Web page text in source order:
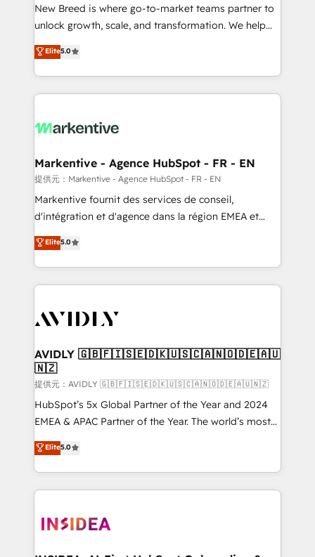
Marketo・Pardot等からの移行、カスタム設計、履歴
データ移行と活用設計まで。 ▸ AEO対応：ChatGPT・
ンツとサイト構造を最適化。 🏆 なぜ100incを選ぶの
か？ ✓ HubSpot Eliteパートナー認定 ✓ HubSpotアワ
ード受賞・HUGリーダー ✓ ISO27001:2022 /
HubSpot大百科 出版 CRM・AI活用に関するご相談、現
せください。
to automate growth. 🏆 Elite Excellence - 8 platform
accreditations and deep HIPAA-compliance
expertise. - A team of 250+ experts dedicated to
your resilient growth.
New Breed is where go-to-market teams partner to
unlock growth, scale, and transformation. We help
companies activate HubSpot’s AI-powered
customer platform and operationalize HubSpot’s
Loop Marketing framework through expert-led
services, smart agents, and purpose-built apps,
results, fast. ⚙️CRM & RevOps: Align all Hubs to your
🎯Demand Gen & ABM: Drive pipeline with inbound,
ABM, AEO, SEO, & paid media. 👩‍💻Web Design:
Build high-performing websites with UX, messaging,
& conversion strategy that drive results. 🤖AI
AI, & maximize AEO with tailored AI services. 🧩
Integrations: Extend HubSpot with custom
Elite5.0
Markentive - Agence HubSpot - FR - EN
提供元：Markentive - Agence HubSpot - FR - EN
Markentive fournit des services de conseil,
d'intégration et d'agence dans la région EMEA et
North America. Avec plus de 115 experts en
marketing automation, Growth, Revops, CRM et
webdesign. Markentive is both a consulting firm, a
digital agency and an integrator. With over 115
CRM and webdesign (We focus on EMEA - USA
Elite5.0
AVIDLY 🇬🇧🇫🇮🇸🇪🇩🇰🇺🇸🇨🇦🇳🇴🇩🇪🇦🇺
🇳🇿
提供元：AVIDLY 🇬🇧🇫🇮🇸🇪🇩🇰🇺🇸🇨🇦🇳🇴🇩🇪🇦🇺🇳🇿
HubSpot’s 5x Global Partner of the Year and 2024
EMEA & APAC Partner of the Year. The world’s most
experienced and fully accredited HubSpot Solutions
Partner. 🚀 With 2,750+ HubSpot projects delivered
and 370+ specialists across EMEA, APAC and NAM,
we de-risk complex CRM programmes and
multi-region migrations to AI-powered automation,
Elite5.0